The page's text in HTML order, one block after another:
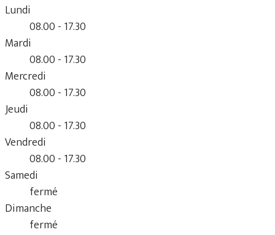
Lundi
08.00 - 17.30
Mardi
08.00 - 17.30
Mercredi
08.00 - 17.30
Jeudi
08.00 - 17.30
Vendredi
08.00 - 17.30
Samedi
fermé
Dimanche
fermé